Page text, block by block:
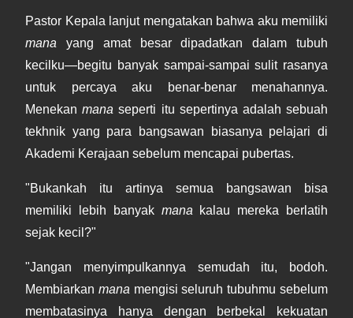
Pastor Kepala lanjut mengatakan bahwa aku memiliki
mana yang amat besar dipadatkan dalam tubuh
kecilku—begitu banyak sampai-sampai sulit rasanya
untuk percaya aku benar-benar menahannya.
Menekanmana seperti itu sepertinya adalah sebuah
tekhnik yang para bangsawan biasanya pelajari di
Akademi Kerajaan sebelum mencapai pubertas.
"Bukankah itu artinya semua bangsawan bisa
memiliki lebih banyak mana kalau mereka berlatih
sejak kecil?"
"Jangan menyimpulkannya semudah itu, bodoh.
Membiarkan mana mengisi seluruh tubuhmu sebelum
membatasinya hanya dengan berbekal kekuatan